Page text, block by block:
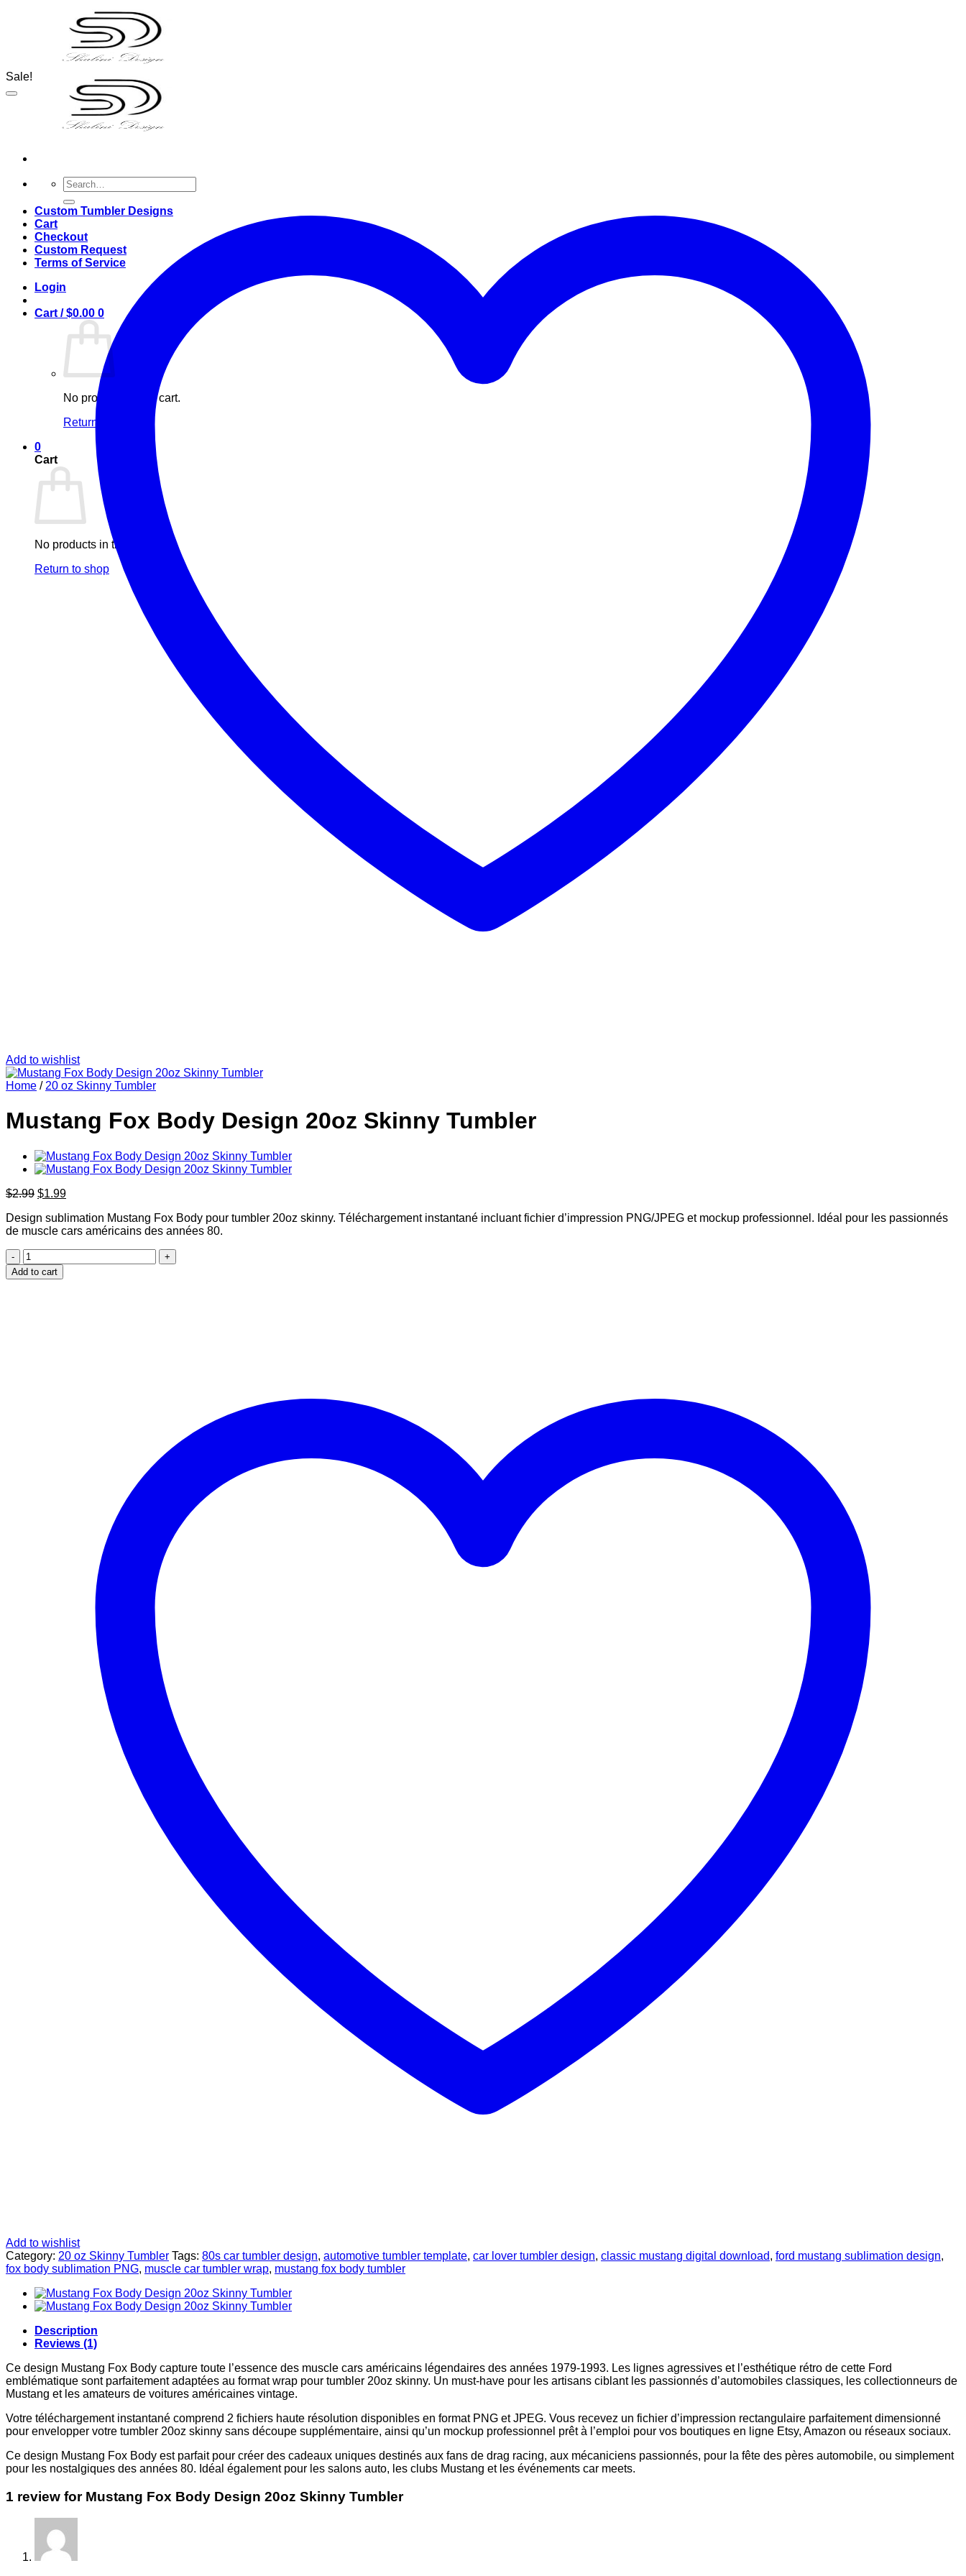
Search
for:
Custom Tumbler Designs
Cart
Checkout
Custom Request
Terms of Service
Login
Cart /$0.00 0
No products in the cart.
Return to shop
0
Cart
No products in the cart.
Return to shop
Sale!
Add to wishlist
Home / 20 oz Skinny Tumbler
Mustang Fox Body Design 20oz Skinny Tumbler
$2.99 Original
was:
$2.99.
$1.99Current
is:
$1.99.
Design sublimation Mustang Fox Body pour tumbler 20oz skinny. Téléchargement instantané incluant fichier d’impression PNG/JPEG et mockup professionnel. Idéal pour les passionnés
de muscle cars américains des années 80.
Mustang
Fox
Body
Add to cart
Add to wishlist
Category: 20 oz Skinny Tumbler Tags: 80s car tumbler design, automotive tumbler template, car lover tumbler design, classic mustang digital download, ford mustang sublimation design,
fox body sublimation PNG, muscle car tumbler wrap, mustang fox body tumbler
Description
Reviews (1)
Ce design Mustang Fox Body capture toute l’essence des muscle cars américains légendaires des années 1979-1993. Les lignes agressives et l’esthétique rétro de cette Ford
emblématique sont parfaitement adaptées au format wrap pour tumbler 20oz skinny. Un must-have pour les artisans ciblant les passionnés d’automobiles classiques, les collectionneurs de
Mustang et les amateurs de voitures américaines vintage.
Votre téléchargement instantané comprend 2 fichiers haute résolution disponibles en format PNG et JPEG. Vous recevez un fichier d’impression rectangulaire parfaitement dimensionné
pour envelopper votre tumbler 20oz skinny sans découpe supplémentaire, ainsi qu’un mockup professionnel prêt à l’emploi pour vos boutiques en ligne Etsy, Amazon ou réseaux sociaux.
Ce design Mustang Fox Body est parfait pour créer des cadeaux uniques destinés aux fans de drag racing, aux mécaniciens passionnés, pour la fête des pères automobile, ou simplement
pour les nostalgiques des années 80. Idéal également pour les salons auto, les clubs Mustang et les événements car meets.
1 review for Mustang Fox Body Design 20oz Skinny Tumbler